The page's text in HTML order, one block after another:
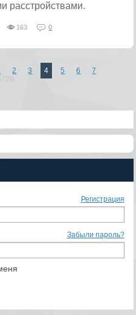
расстройствами.
163 0
2 3 4 5 6
7
Регистрация
Забыли пароль?